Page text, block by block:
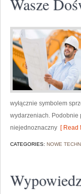
Wasze
wyłącznie symbolem
wydarzeniach. Podobnie
niejednoznaczny [ Read
CATEGORIES: NOWE